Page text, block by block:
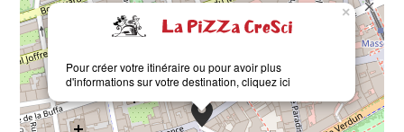
Pour créer votre itinéraire ou pour avoir plus
d'informations sur votre destination,cliquez ici
×